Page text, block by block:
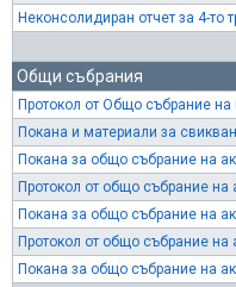
Неконсолидиран отчет за 4-то
Общи събрания
Покана за общо събрание на
Протокол от общо събрание на
Покана за общо събрание на
Протокол от общо събрание на
Покана за общо събрание на